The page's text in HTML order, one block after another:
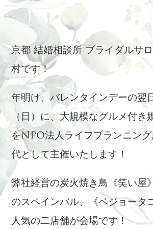
京都 結婚相談所 ブライダルサ
村です！
年明け、バレンタインデーの翌
（日）に、大規模なグルメ付き
をNPO法人ライフプランニン
代として主催いたします！
弊社経営の炭火焼き鳥《笑い屋
のスペインバル、《ベジョータ
人気の二店舗が会場です！